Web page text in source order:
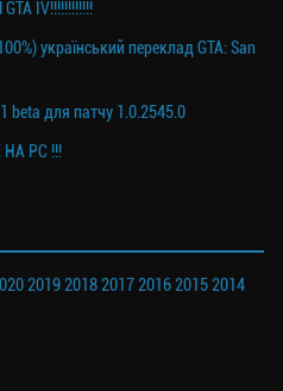
IV!!!!!!!!!!!!
український переклад GTA: San
beta для патчу 1.0.2545.0
PC !!!
201920182017201620152014